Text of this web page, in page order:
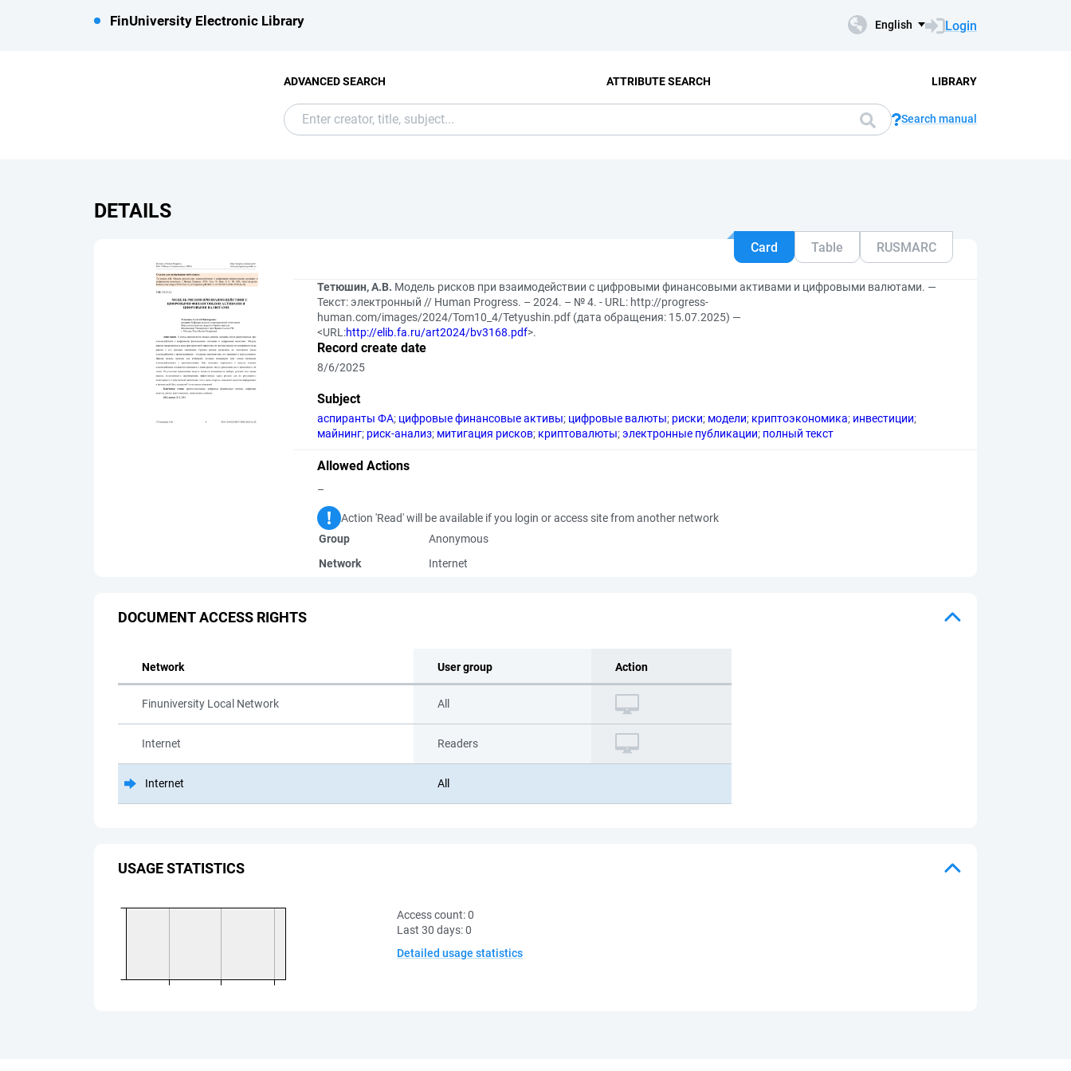
FinUniversity Electronic Library English Login
ADVANCED SEARCH ATTRIBUTE SEARCH LIBRARY
Search manual
DETAILS
Card Table RUSMARC
Тетюшин, А.В. Модель рисков при взаимодействии с цифровыми финансовыми активами и цифровыми валютами. —
Текст: электронный // Human Progress. – 2024. – № 4. - URL: http://progress-
human.com/images/2024/Tom10_4/Tetyushin.pdf (дата обращения: 15.07.2025) —
<URL:http://elib.fa.ru/art2024/bv3168.pdf>.
Record create date
8/6/2025
Subject
аспиранты ФА; цифровые финансовые активы; цифровые валюты; риски; модели; криптоэкономика; инвестиции;
майнинг; риск-анализ; митигация рисков; криптовалюты;электронные публикации; полный текст
Allowed Actions
–
Action 'Read' will be available if you login or access site from another network
Group
Anonymous
Network
Internet
DOCUMENT ACCESS RIGHTS
Network User group Action
Finuniversity Local Network All
Internet Readers
Internet All
USAGE STATISTICS
Access count:0
Last 30 days:0
Detailed usage statistics